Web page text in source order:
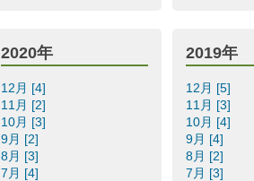
2020年
12月 [4]
11月 [2]
10月 [3]
9月 [2]
8月 [3]
7月 [4]
2019年
12月 [5]
11月 [3]
10月 [4]
9月 [4]
8月 [2]
7月 [3]